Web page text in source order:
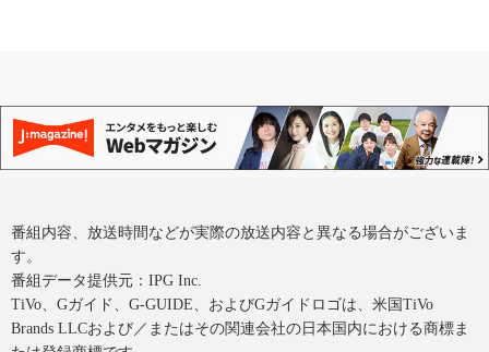
番組内容、放送時間などが実際の放送内容と異なる場合がございま
す。
番組データ提供元：IPG Inc.
TiVo、Gガイド、G-GUIDE、およびGガイドロゴは、米国TiVo
Brands LLCおよび／またはその関連会社の日本国内における商標ま